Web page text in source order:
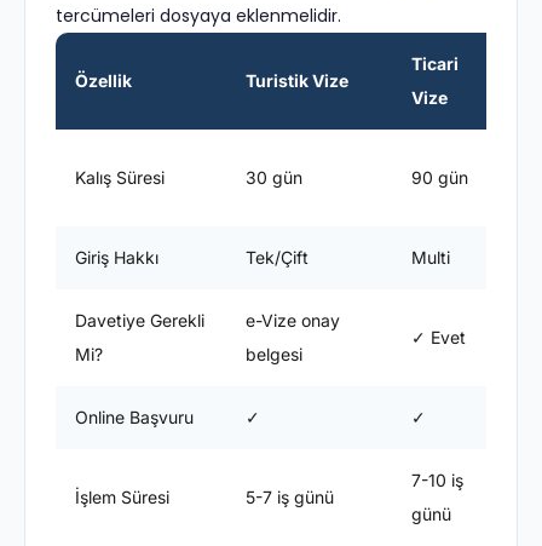
tercümeleri dosyaya eklenmelidir.
Özellik Turistik Vize
Ticari
Vize
Kalış Süresi 30 gün 90 gün
Giriş Hakkı Tek/Çift Multi
Davetiye Gerekli
Mi?
e-Vize onay
belgesi
✓ Evet
Online Başvuru ✓ ✓
İşlem Süresi 5-7 iş günü
7-10 iş
günü